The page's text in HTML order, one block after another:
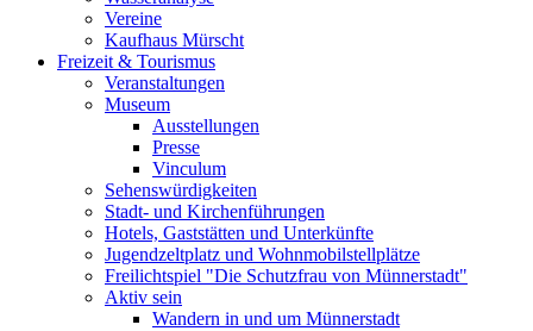
Vereine
Kaufhaus Mürscht
Freizeit & Tourismus
Veranstaltungen
Museum
Ausstellungen
Presse
Vinculum
Sehenswürdigkeiten
Stadt- und Kirchenführungen
Hotels, Gaststätten und Unterkünfte
Jugendzeltplatz und Wohnmobilstellplätze
Freilichtspiel "Die Schutzfrau von Münnerstadt"
Aktiv sein
Wandern in und um Münnerstadt